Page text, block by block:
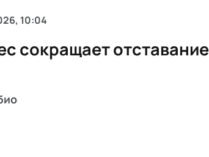
10:04
сокращает отставание